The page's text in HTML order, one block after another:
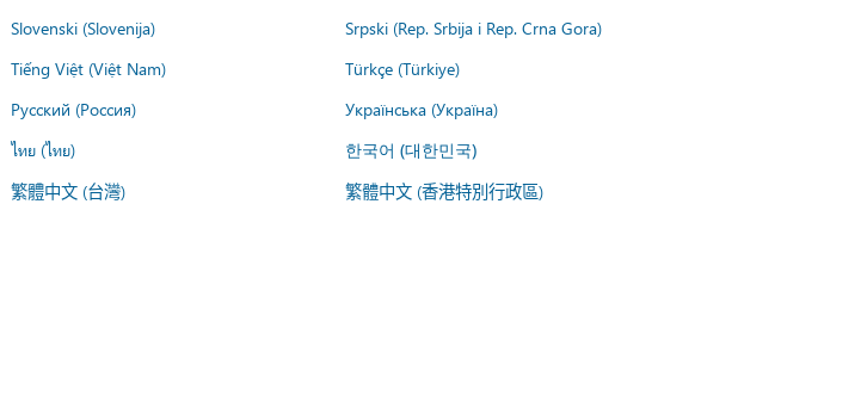
Slovenski (Slovenija)
Srpski (Rep. Srbija i Rep. Crna Gora)
Tiếng Việt (Việt Nam)
Türkçe (Türkiye)
Русский (Россия)
Українська (Україна)
ไทย (ไทย) 한국어 (대한민국)
繁體中文 (台灣) 繁體中文 (香港特別行政區)